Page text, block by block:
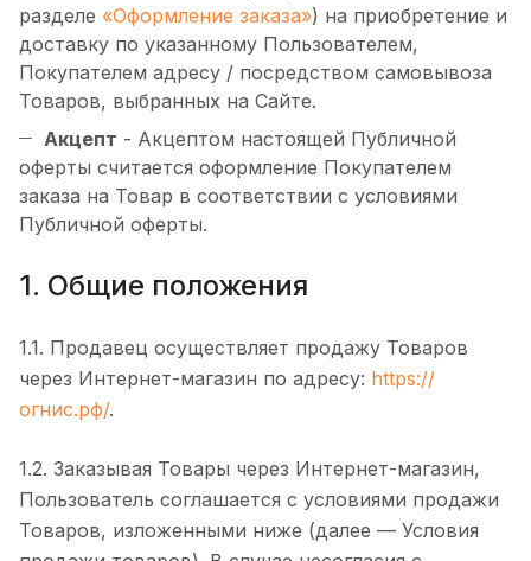
разделе «Оформление заказа») на приобретение и
доставку по указанному Пользователем,
Покупателем адресу / посредством самовывоза
Товаров, выбранных на Сайте.
Акцепт - Акцептом настоящей Публичной
оферты считается оформление Покупателем
заказа на Товар в соответствии с условиями
Публичной оферты.
1. Общие положения
1.1. Продавец осуществляет продажу Товаров
через Интернет-магазин по адресу: https://
огнис.рф/.
1.2. Заказывая Товары через Интернет-магазин,
Пользователь соглашается с условиями продажи
Товаров, изложенными ниже (далее — Условия